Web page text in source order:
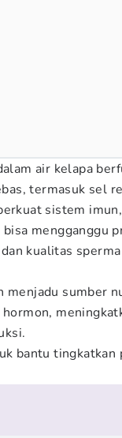
air kelapa
termasuk sel
sistem
mengganggu
kualitas
menjadu sumber
bantu